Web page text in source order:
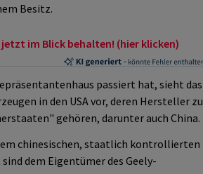
Besitz.
im Blick behalten! (hier klicken)
passiert hat, sieht das
in den USA vor, deren Hersteller zu
gehören, darunter auch China.
chinesischen, staatlich kontrollierten
dem Eigentümer des Geely-